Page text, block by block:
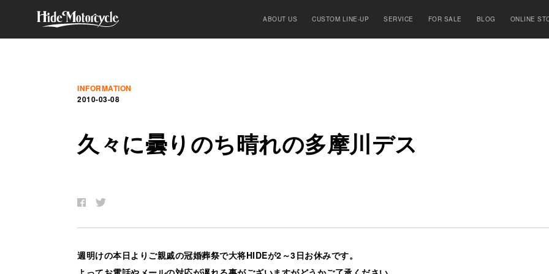
ABOUT US CUSTOM LINE-UP SERVICE FOR SALE BLOG ONLINE
INFORMATION
2010-03-08
久々に曇りのち晴れの多摩川デス
週明けの本日よりご親戚の冠婚葬祭で大将HIDEが2～3日お休みです。